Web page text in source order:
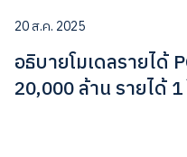
20 ส.ค. 2025
อธิบายโมเดลรายได้
20,000 ล้าน รายได้